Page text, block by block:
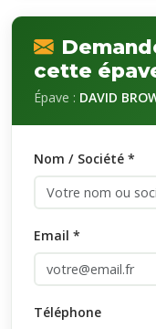
cette
Épave : DAVID
Nom / Société *
Email *
Téléphone